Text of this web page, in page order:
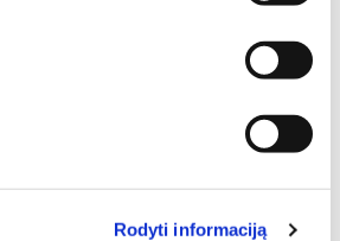
Rodyti informaciją